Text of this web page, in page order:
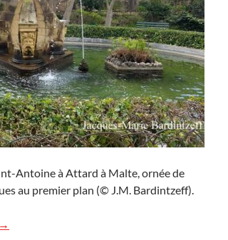
Antoine à Attard à Malte, ornée de
au premier plan (© J.M. Bardintzeff).
Jardin botanique Saint-Antoine à Attard à Malte
→